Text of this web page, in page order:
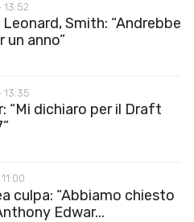
Leonard, Smith: “Andrebbe
un anno”
13:35
“Mi dichiaro per il Draft
culpa: “Abbiamo chiesto
Edwar...